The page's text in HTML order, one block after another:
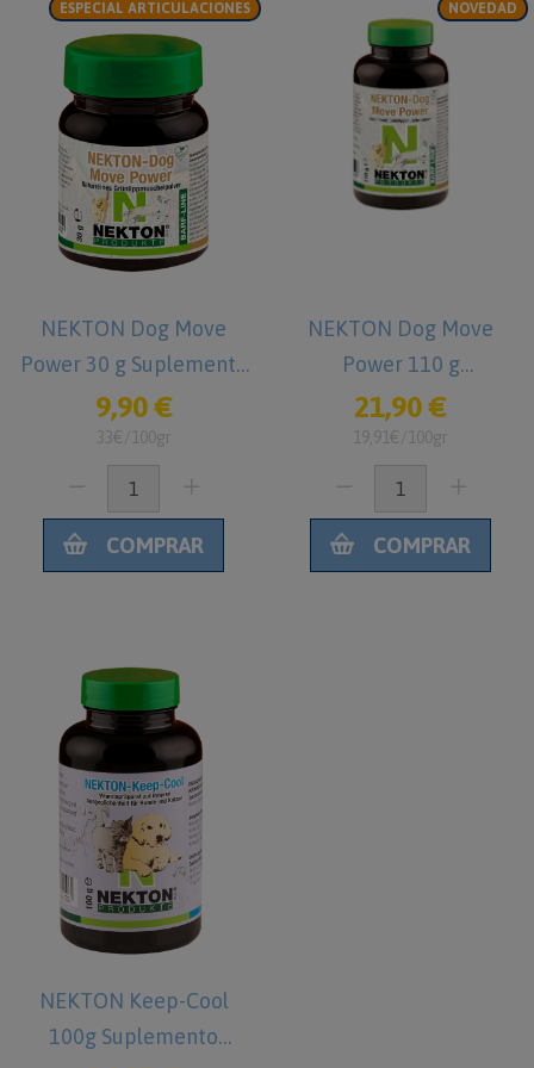
ESPECIAL ARTICULACIONES
NEKTON Dog Move
Power 30 g Suplemento
para Perros
9,90 €
33€/100gr
COMPRAR
NOVEDAD
NEKTON Dog Move
Power 110 g
Suplemento para
Perros - copia
21,90 €
19,91€/100gr
COMPRAR
NEKTON Keep-Cool
100g Suplemento